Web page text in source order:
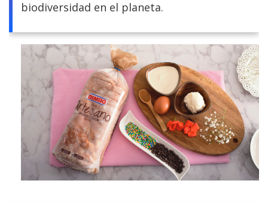
biodiversidad en el planeta.